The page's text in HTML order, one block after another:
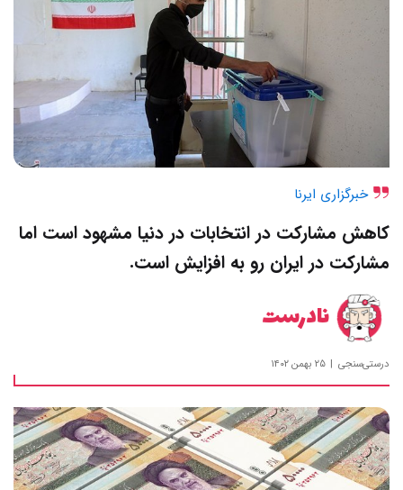
خبرگزاری ایرنا
کاهش مشارکت در انتخابات در دنیا مشهود است اما
مشارکت در ایران رو به افزایش است.
نادرست
درستی‌سنجی ۲۵ بهمن ۱۴۰۲